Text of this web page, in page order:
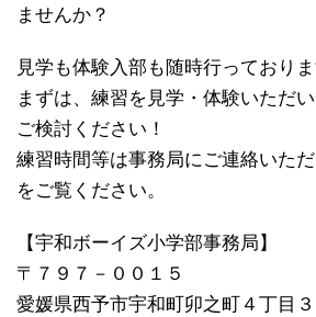
ませんか？
見学も体験入部も随時行っておりま
まずは、練習を見学・体験いただ
ご検討ください！
練習時間等は事務局にご連絡いた
をご覧ください。
【宇和ボーイズ小学部事務局】
〒７９７－００１５
愛媛県西予市宇和町卯之町４丁目